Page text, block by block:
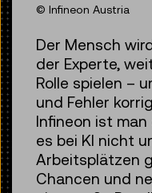
© Infineon Austria
Der Mensch
der Experte,
Rolle spielen –
und Fehler
Infineon ist
es bei KI nicht
Arbeitsplätzen
Chancen und